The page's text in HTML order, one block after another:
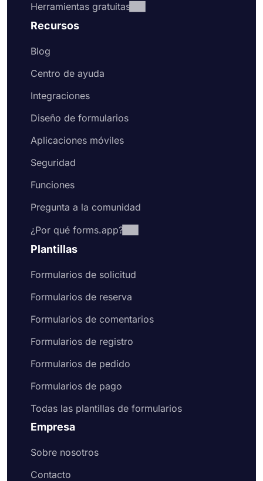
Herramientas gratuitas
Recursos
Blog
Centro de ayuda
Integraciones
Diseño de formularios
Aplicaciones móviles
Seguridad
Funciones
Pregunta a la comunidad
¿Por qué forms.app?
Plantillas
Formularios de solicitud
Formularios de reserva
Formularios de comentarios
Formularios de registro
Formularios de pedido
Formularios de pago
Todas las plantillas de formularios
Empresa
Sobre nosotros
Contacto